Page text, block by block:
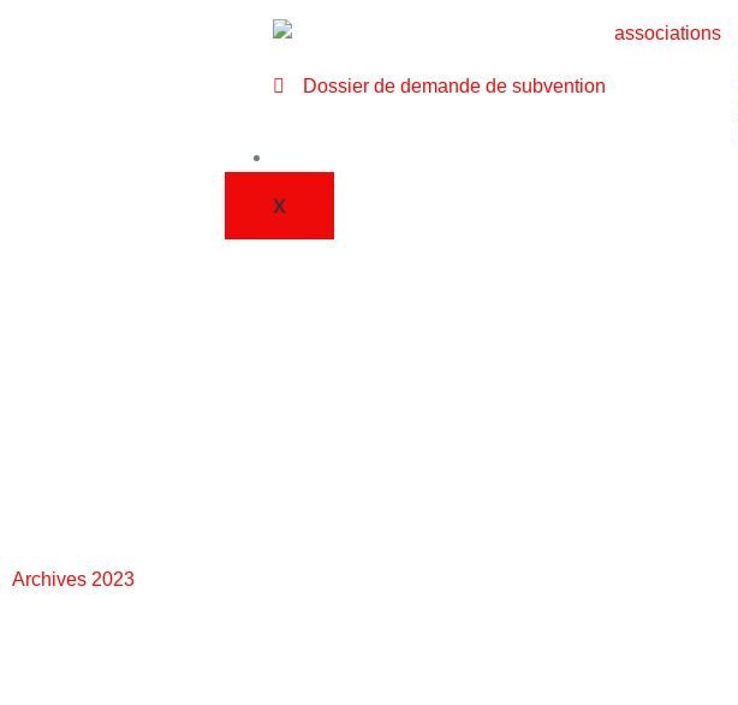
Dossier de demande de subvention
X
Archives 2023